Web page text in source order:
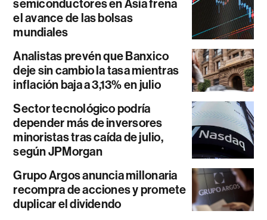
semiconductores en Asia frena
el avance de las bolsas
mundiales
Analistas prevén que Banxico
deje sin cambio la tasa mientras
inflación baja a 3,13% en julio
Sector tecnológico podría
depender más de inversores
minoristas tras caída de julio,
según JPMorgan
Grupo Argos anuncia millonaria
recompra de acciones y promete
duplicar el dividendo